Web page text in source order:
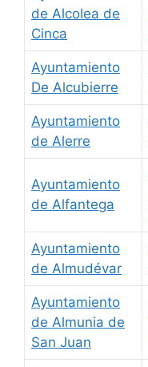
de Alcolea de
Cinca
Ayuntamiento
De Alcubierre
Ayuntamiento
de Alerre
Ayuntamiento
de Alfantega
Ayuntamiento
de Almudévar
Ayuntamiento
de Almunia de
San Juan